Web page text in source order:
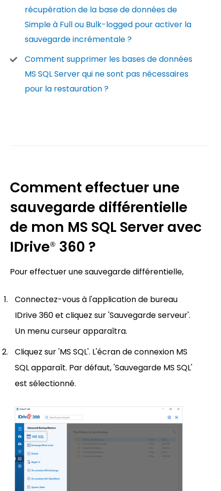
récupération de la base de données de
Simple à Full ou Bulk-logged pour activer la
sauvegarde incrémentale ?
Comment supprimer les bases de données
MS SQL Server qui ne sont pas nécessaires
pour la restauration ?
Comment effectuer une
sauvegarde différentielle
de mon MS SQL Server avec
IDrive® 360 ?
Pour effectuer une sauvegarde différentielle,
Connectez-vous à l'application de bureau
IDrive 360 et cliquez sur 'Sauvegarde serveur'.
Un menu curseur apparaîtra.
Cliquez sur 'MS SQL'. L'écran de connexion MS
SQL apparaît. Par défaut, 'Sauvegarde MS SQL'
est sélectionné.